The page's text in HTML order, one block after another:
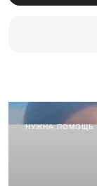
НУЖНА ПОМОЩЬ